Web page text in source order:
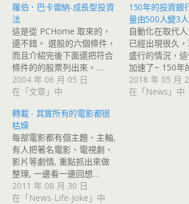
羅伯．巴卡雷納-成長型投資
法
這是從 PCHome 取來的，
還不錯。 選股的六個條件，
而且介紹完後下面還把符合
條件的的股票列出來。…
2004 年 06 月 05 日
在「文章」中
150年的投資銀
量由500人變3人
自動化在取代
已經出現很久
盛行的情況，
加速了~ 150年
2018 年 05 月
在「News」中
轉載 - 其實所有的電影都很
枯燥
每部電影都有個主題、主軸,
有人把著名電影、電視劇、
影片等劇情, 重點抓出來做
整理, 一邊看一邊回想…
2011 年 08 月 30 日
在「News-Life-Joke」中